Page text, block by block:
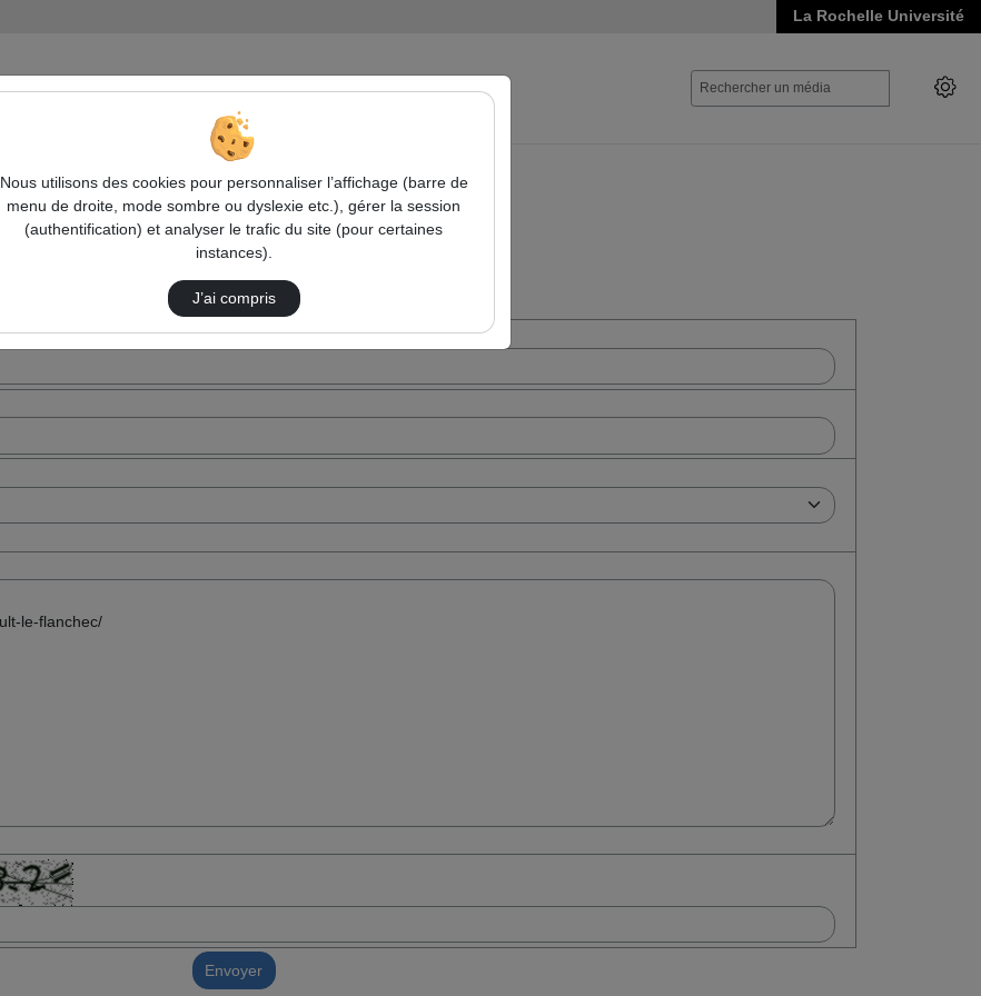
La Rochelle Université
Envoyer
Nous utilisons des cookies pour personnaliser l’affichage (barre de
menu de droite, mode sombre ou dyslexie etc.), gérer la session
(authentification) et analyser le trafic du site (pour certaines
instances).
J’ai compris